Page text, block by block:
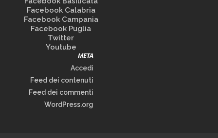
Facebook Calabria
Facebook Campania
Facebook Puglia
Twitter
Youtube
META
Accedi
Feed dei contenuti
Feed dei commenti
WordPress.org